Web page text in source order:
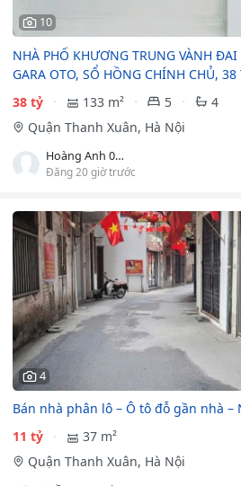
10
NHÀ PHỐ KHƯƠNG TRUNG VÀNH
GARA OTO, SỔ HỒNG CHÍNH CHỦ, 38
38 tỷ
133 m² 5
4
Quận Thanh Xuân, Hà Nội
Hoàng Anh 0982359900
Đăng 20 giờ trước
4
Bán nhà phân lô – Ô tô đỗ gần nhà –
11 tỷ
37 m²
Quận Thanh Xuân, Hà Nội